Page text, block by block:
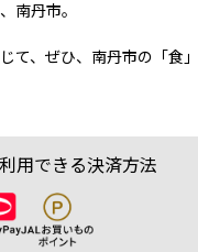
南丹市。
て、ぜひ、南丹市の「食
用できる決済方法